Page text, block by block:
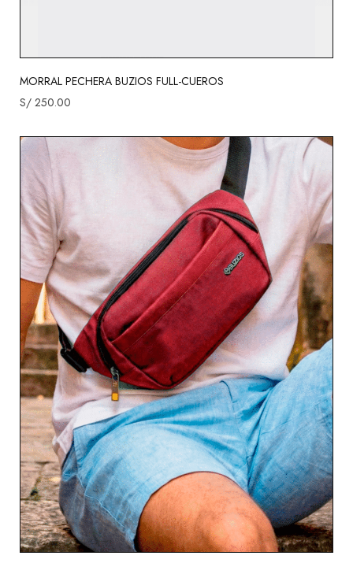
MORRAL PECHERA BUZIOS FULL-CUEROS
S/ 250.00